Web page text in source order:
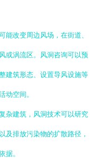
能改变周边风场，在街道、
或涡流区。风洞咨询可以预
建筑形态、设置导风设施等
动空间。
杂建筑，风洞技术可以研究
及排放污染物的扩散路径，
据。